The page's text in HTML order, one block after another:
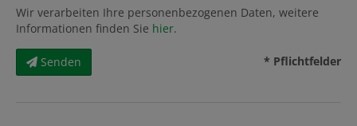
Wir verarbeiten Ihre personenbezogenen Daten, weitere
Informationen finden Sie hier.
Senden * Pflichtfelder